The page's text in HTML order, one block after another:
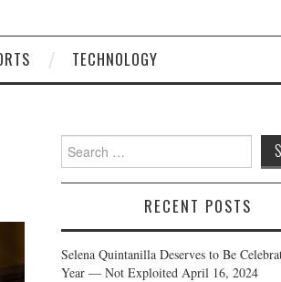
TECHNOLOGY
Search
for:
RECENT POSTS
Selena Quintanilla Deserves to Be
Year — Not Exploited April 16, 2024